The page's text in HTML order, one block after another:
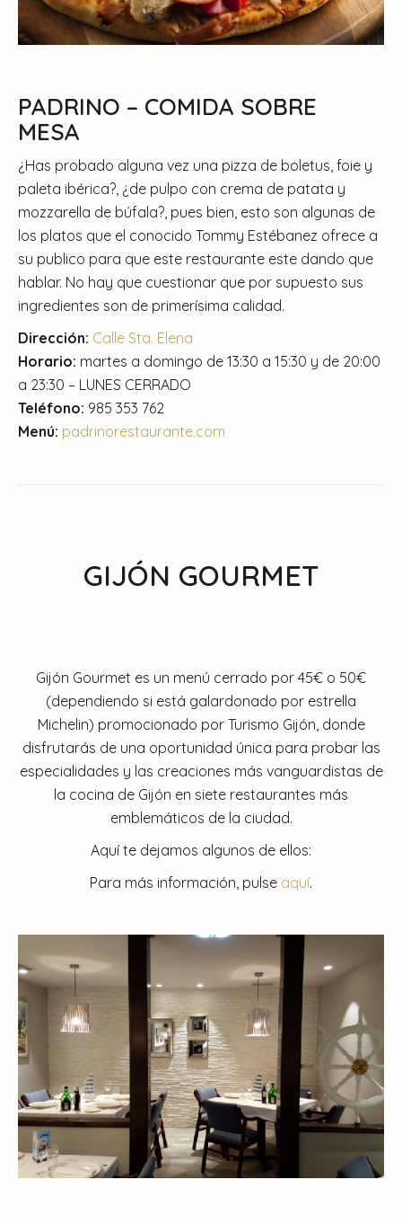
PADRINO – COMIDA SOBRE
MESA
¿Has probado alguna vez una pizza de boletus, foie y
paleta ibérica?, ¿de pulpo con crema de patata y
mozzarella de búfala?, pues bien, esto son algunas de
los platos que el conocido Tommy Estébanez ofrece a
su publico para que este restaurante este dando que
hablar. No hay que cuestionar que por supuesto sus
ingredientes son de primerísima calidad.
Dirección: Calle Sta. Elena
Horario: martes a domingo de 13:30 a 15:30 y de 20:00
a 23:30 – LUNES CERRADO
Teléfono: 985 353 762
Menú: padrinorestaurante.com
GIJÓN GOURMET
Gijón Gourmet es un menú cerrado por 45€ o 50€
(dependiendo si está galardonado por estrella
Michelin) promocionado por Turismo Gijón, donde
disfrutarás de una oportunidad única para probar las
especialidades y las creaciones más vanguardistas de
la cocina de Gijón en siete restaurantes más
emblemáticos de la ciudad.
Aquí te dejamos algunos de ellos:
Para más información, pulse aquí.